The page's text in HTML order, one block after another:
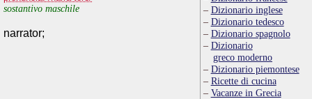
sostantivo maschile
narrator;
Dizionario inglese
Dizionario tedesco
Dizionario spagnolo
Dizionario
greco moderno
Dizionario piemontese
Ricette di cucina
Vacanze in Grecia